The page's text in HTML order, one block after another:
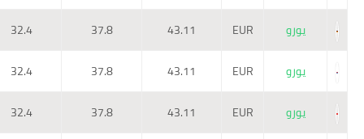
يورو EUR
43.11
37.8
32.4
يورو
EUR
43.11
37.8
32.4
يورو
EUR
43.11
37.8
32.4